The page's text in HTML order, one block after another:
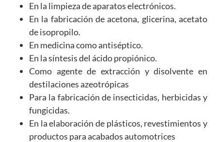
En la limpieza de aparatos electrónicos.
En la fabricación de acetona, glicerina, acetato
de isopropilo.
En medicina como antiséptico.
En la síntesis del ácido propiónico.
Como agente de extracción y disolvente en
destilaciones azeotrópicas
Para la fabricación de insecticidas, herbicidas y
fungicidas.
En la elaboración de plásticos, revestimientos y
productos para acabados automotrices